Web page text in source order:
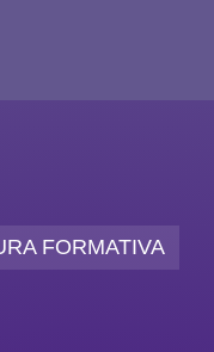
FORMATIVA